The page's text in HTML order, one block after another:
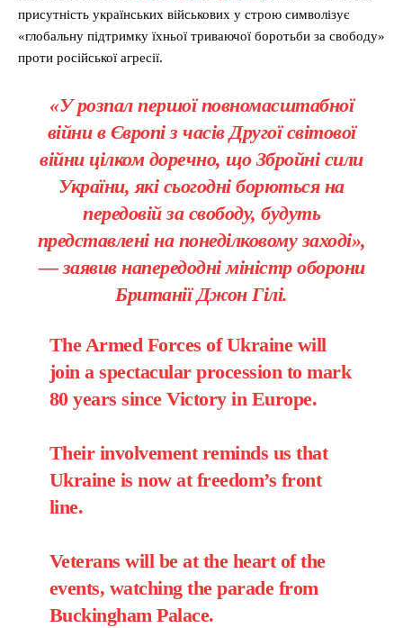
присутність українських військових у строю символізує
«глобальну підтримку їхньої триваючої боротьби за свободу»
проти російської агресії.
«У розпал першої повномасштабної
війни в Європі з часів Другої світової
війни цілком доречно, що Збройні сили
України, які сьогодні борються на
передовій за свободу, будуть
представлені на понеділковому заході»,
— заявив напередодні міністр оборони
Британії Джон Гілі.
The Armed Forces of Ukraine will
join a spectacular procession to mark
80 years since Victory in Europe.
Their involvement reminds us that
Ukraine is now at freedom’s front
line.
Veterans will be at the heart of the
events, watching the parade from
Buckingham Palace.